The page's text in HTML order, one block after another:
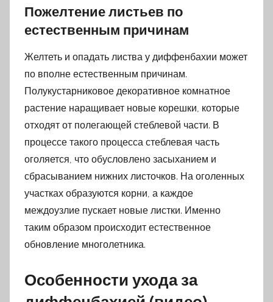
Пожелтение листьев по
естественным причинам
Желтеть и опадать листва у диффенбахии может
по вполне естественным причинам.
Полукустарниковое декоративное комнатное
растение наращивает новые корешки, которые
отходят от полегающей стеблевой части. В
процессе такого процесса стеблевая часть
оголяется, что обусловлено засыханием и
сбрасыванием нижних листочков. На оголенных
участках образуются корни, а каждое
междоузлие пускает новые листки. Именно
таким образом происходит естественное
обновление многолетника.
Особенности ухода за